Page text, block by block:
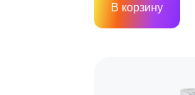
В корзину